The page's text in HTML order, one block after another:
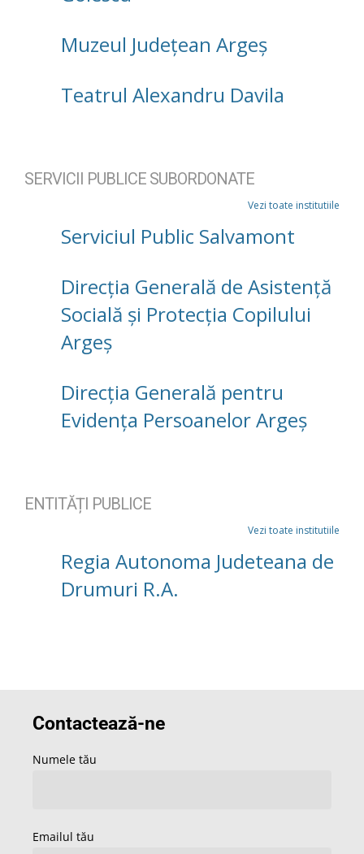
Muzeul Județean Argeș
Teatrul Alexandru Davila
SERVICII PUBLICE SUBORDONATE
Vezi toate institutiile
Serviciul Public Salvamont
Direcţia Generală de Asistenţă
Socială şi Protecţia Copilului
Argeş
Direcția Generală pentru
Evidența Persoanelor Argeș
ENTITĂȚI PUBLICE
Vezi toate institutiile
Regia Autonoma Judeteana de
Drumuri R.A.